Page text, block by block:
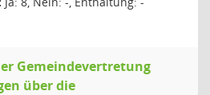
Gemeindevertretung
über die